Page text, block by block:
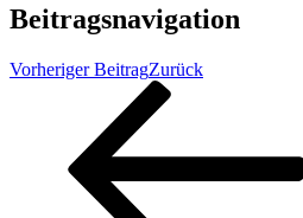
Beitragsnavigation
Vorheriger BeitragZurück